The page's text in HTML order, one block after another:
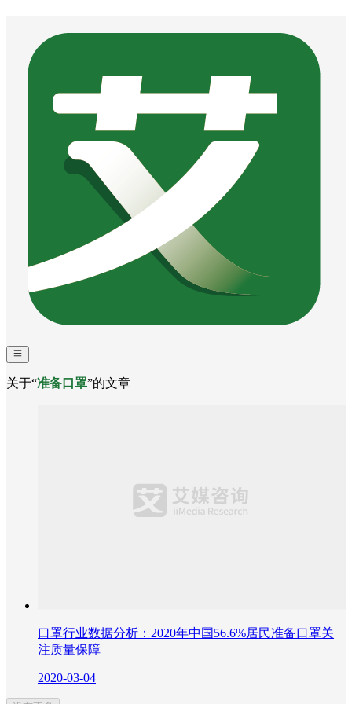
关于“准备口罩”的文章
口罩行业数据分析：2020年中国56.6%居民准备口罩关
注质量保障
2020-03-04